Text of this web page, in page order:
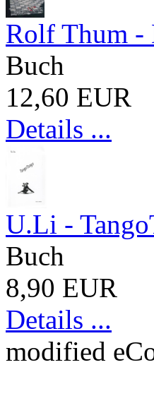
Rolf Thum -
Buch
12,60 EUR
Details ...
U.Li -
Buch
8,90 EUR
Details ...
modified